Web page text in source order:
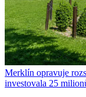
Merklín opravuje
investovala 25